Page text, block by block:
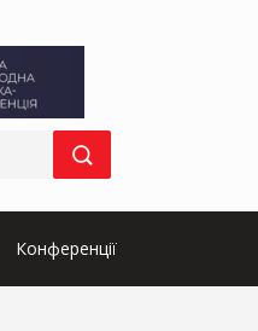
Конференції